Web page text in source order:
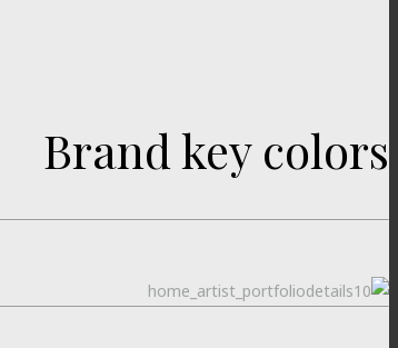
Brand key colors